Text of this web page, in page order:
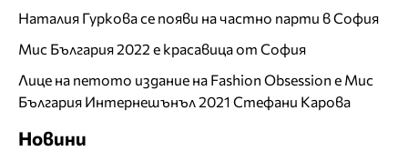
Наталия Гуркова се появи на частно парти в София
Мис България 2022 е красавица от София
Лице на петото издание на Fashion Obsession е Мис
България Интернешънъл 2021 Стефани Карова
Новини